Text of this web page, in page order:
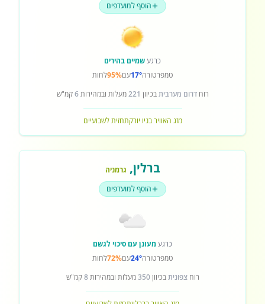
הוסף למועדפים
כרגעשמיים בהירים
טמפרטורה17°עם95%לחות
רוחדרום מערביתבכיוון 221מעלות ובמהירות6קמ"ש
מזג האוויר בניו יורקתחזית לשבועיים
ברלין, גרמניה
הוסף למועדפים
כרגעמעונן עם סיכוי לגשם
טמפרטורה24°עם72%לחות
רוחצפוניתבכיוון350מעלות ובמהירות8קמ"ש